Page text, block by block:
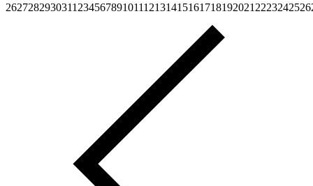
2627282930311 23456789101112131415161718192021 2223242526